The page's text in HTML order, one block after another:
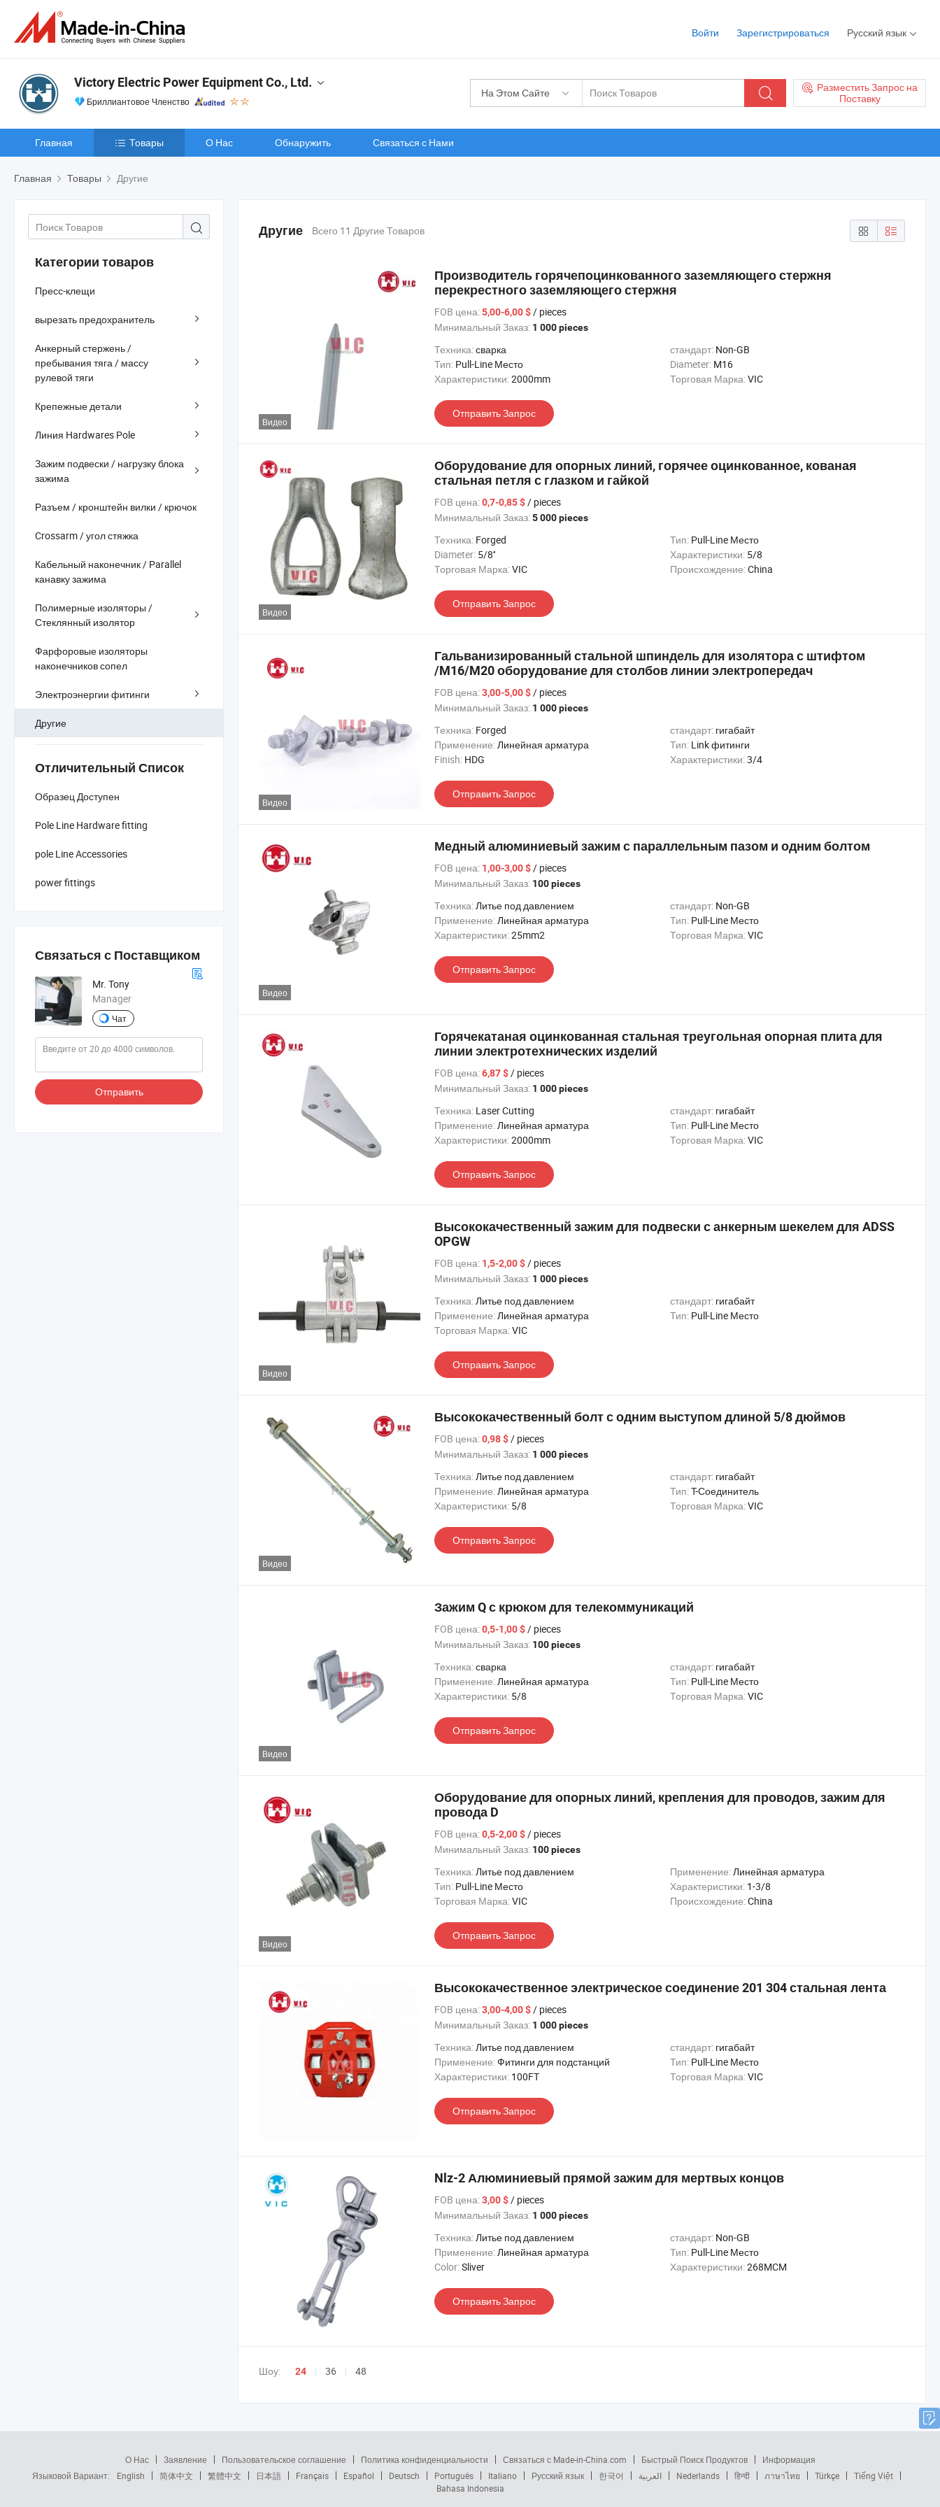
Войти Зарегистрироваться Русский язык
На Этом Сайте
Разместить Запрос на
Поставку
Victory Electric Power Equipment Co., Ltd.
Бриллиантовое Членство
Главная Товары О Нас Обнаружить Связаться с Нами
Главная Товары Другие
Категории товаров
Пресс-клещи
вырезать предохранитель
Анкерный стержень /
пребывания тяга / массу
рулевой тяги
Крепежные детали
Линия Hardwares Pole
Зажим подвески / нагрузку блока
зажима
Разъем / кронштейн вилки / крючок
Crossarm / угол стяжка
Кабельный наконечник / Parallel
канавку зажима
Полимерные изоляторы /
Стеклянный изолятор
Фарфоровые изоляторы
наконечников сопел
Электроэнергии фитинги
Другие
Отличительный Список
Образец Доступен
Pole Line Hardware fitting
pole Line Accessories
power fittings
Связаться с Поставщиком
Mr. Tony
Manager
Чат
Отправить
Другие Всего 11 Другие Товаров
Видео
Производитель горячепоцинкованного заземляющего стержня
перекрестного заземляющего стержня
FOB цена:5,00-6,00 $/ pieces
Минимальный Заказ: 1 000 pieces
Техника:сварка стандарт: Non-GB
Тип: Pull-Line Место Diameter: M16
Характеристики:2000mm Торговая Марка:VIC
Отправить Запрос
Видео
Оборудование для опорных линий, горячее оцинкованное, кованая
стальная петля с глазком и гайкой
FOB цена:0,7-0,85 $/ pieces
Минимальный Заказ:5 000 pieces
Техника: Forged Тип: Pull-Line Место
Diameter: 5/8'' Характеристики: 5/8
Торговая Марка:VIC Происхождение:China
Отправить Запрос
Видео
Гальванизированный стальной шпиндель для изолятора с штифтом
/M16/M20 оборудование для столбов линии электропередач
FOB цена:3,00-5,00 $/ pieces
Минимальный Заказ: 1 000 pieces
Техника: Forged стандарт: гигабайт
Применение:Линейная арматура Тип: Link фитинги
Finish: HDG Характеристики:3/4
Отправить Запрос
Видео
Медный алюминиевый зажим с параллельным пазом и одним болтом
FOB цена: 1,00-3,00 $/ pieces
Минимальный Заказ: 100 pieces
Техника:Литье под давлением стандарт: Non-GB
Применение:Линейная арматура Тип: Pull-Line Место
Характеристики:25mm2 Торговая Марка:VIC
Отправить Запрос
Горячекатаная оцинкованная стальная треугольная опорная плита для
линии электротехнических изделий
FOB цена:6,87 $/ pieces
Минимальный Заказ: 1 000 pieces
Техника: Laser Cutting стандарт: гигабайт
Применение:Линейная арматура Тип: Pull-Line Место
Характеристики:2000mm Торговая Марка:VIC
Отправить Запрос
Видео
Высококачественный зажим для подвески с анкерным шекелем для ADSS
OPGW
FOB цена: 1,5-2,00 $/ pieces
Минимальный Заказ: 1 000 pieces
Техника:Литье под давлением стандарт: гигабайт
Применение:Линейная арматура Тип: Pull-Line Место
Торговая Марка:VIC
Отправить Запрос
Видео
Высококачественный болт с одним выступом длиной 5/8 дюймов
FOB цена:0,98 $/ pieces
Минимальный Заказ: 1 000 pieces
Техника:Литье под давлением стандарт: гигабайт
Применение:Линейная арматура Тип:T-Соединитель
Характеристики: 5/8 Торговая Марка:VIC
Отправить Запрос
Видео
Зажим Q с крюком для телекоммуникаций
FOB цена:0,5-1,00 $/ pieces
Минимальный Заказ: 100 pieces
Техника:сварка стандарт: гигабайт
Применение:Линейная арматура Тип: Pull-Line Место
Характеристики: 5/8 Торговая Марка:VIC
Отправить Запрос
Видео
Оборудование для опорных линий, крепления для проводов, зажим для
провода D
FOB цена:0,5-2,00 $/ pieces
Минимальный Заказ: 100 pieces
Техника:Литье под давлением Применение:Линейная арматура
Тип: Pull-Line Место Характеристики: 1-3/8
Торговая Марка:VIC Происхождение:China
Отправить Запрос
Высококачественное электрическое соединение 201 304 стальная лента
FOB цена:3,00-4,00 $/ pieces
Минимальный Заказ: 1 000 pieces
Техника:Литье под давлением стандарт: гигабайт
Применение:Фитинги для подстанций Тип: Pull-Line Место
Характеристики: 100FT Торговая Марка:VIC
Отправить Запрос
Nlz-2 Алюминиевый прямой зажим для мертвых концов
FOB цена:3,00 $/ pieces
Минимальный Заказ: 1 000 pieces
Техника:Литье под давлением стандарт: Non-GB
Применение:Линейная арматура Тип: Pull-Line Место
Color:Sliver Характеристики:268MCM
Отправить Запрос
Шоу: 24 36 48
О Нас Заявление Пользовательское соглашение Политика конфиденциальности Связаться с Made-in-China.com Быстрый Поиск Продуктов
Информация
Языковой Вариант:
English 简体中文 繁體中文 日本語 Français Español Deutsch Português Italiano Русский язык 한국어 العربية Nederlands हिन्दी ภาษาไทย Türkçe
Tiếng Việt
Bahasa Indonesia